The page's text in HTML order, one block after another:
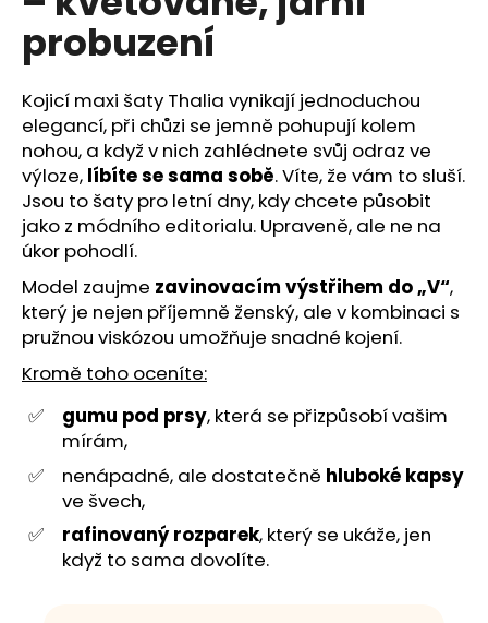
z
5
hvězdiček.
probuzení
Kojicí maxi šaty Thalia vynikají jednoduchou
elegancí, při chůzi se jemně pohupují kolem
nohou, a když v nich zahlédnete svůj odraz ve
výloze, líbíte se sama sobě. Víte, že vám to sluší.
Jsou to šaty pro letní dny, kdy chcete působit
jako z módního editorialu. Upraveně, ale ne na
úkor pohodlí.
Model zaujme zavinovacím výstřihem do „V“,
který je nejen příjemně ženský, ale v kombinaci s
pružnou viskózou umožňuje snadné kojení.
Kromě toho oceníte:
gumu pod prsy, která se přizpůsobí vašim
mírám,
nenápadné, ale dostatečně hluboké kapsy
ve švech,
rafinovaný rozparek, který se ukáže, jen
když to sama dovolíte.
u
e
m
e